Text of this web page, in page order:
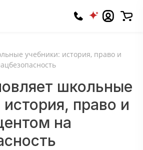
учебники: история, право и
школьные
право и
на